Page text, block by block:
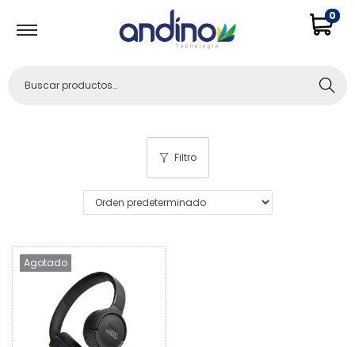
0
Buscar
Filtro
Agotado